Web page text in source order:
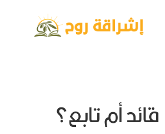
قائد أم تابع؟